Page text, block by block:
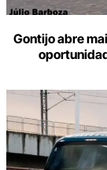
Gontijo abre